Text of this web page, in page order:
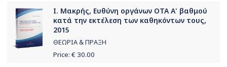
Ι. Μακρής, Ευθύνη οργάνων ΟΤΑ Α' βαθμού
κατά την εκτέλεση των καθηκόντων τους,
2015
ΘΕΩΡΙΑ & ΠΡΑΞΗ
Price: € 30.00